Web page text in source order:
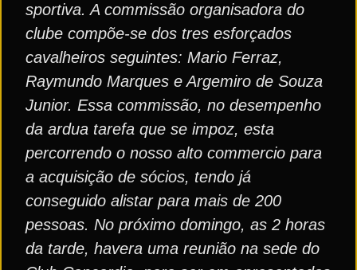
sportiva. A commissão organisadora do
clube compõe-se dos tres esforçados
cavalheiros seguintes: Mario Ferraz,
Raymundo Marques e Argemiro de Souza
Junior. Essa commissão, no desempenho
da ardua tarefa que se impoz, esta
percorrendo o nosso alto commercio para
a acquisição de sócios, tendo já
conseguido alistar para mais de 200
pessoas. No próximo domingo, as 2 horas
da tarde, havera uma reunião na sede do